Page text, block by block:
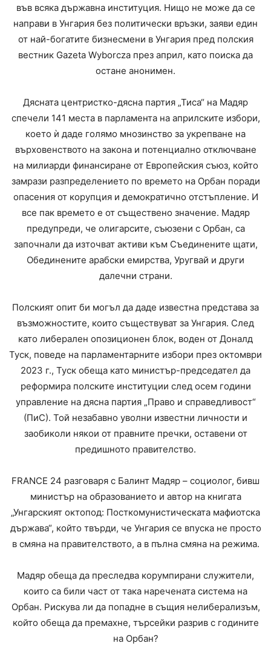
във всяка държавна институция. Нищо не може да се
направи в Унгария без политически връзки, заяви един
от най-богатите бизнесмени в Унгария пред полския
вестник Gazeta Wyborcza през април, като поиска да
остане анонимен.
Дясната центристко-дясна партия „Тиса“ на Мадяр
спечели 141 места в парламента на априлските избори,
което ѝ даде голямо мнозинство за укрепване на
върховенството на закона и потенциално отключване
на милиарди финансиране от Европейския съюз, който
замрази разпределението по времето на Орбан поради
опасения от корупция и демократично отстъпление. И
все пак времето е от съществено значение. Мадяр
предупреди, че олигарсите, съюзени с Орбан, са
започнали да източват активи към Съединените щати,
Обединените арабски емирства, Уругвай и други
далечни страни.
Полският опит би могъл да даде известна представа за
възможностите, които съществуват за Унгария. След
като либерален опозиционен блок, воден от Доналд
Туск, поведе на парламентарните избори през октомври
2023 г., Туск обеща като министър-председател да
реформира полските институции след осем години
управление на дясна партия „Право и справедливост“
(ПиС). Той незабавно уволни известни личности и
заобиколи някои от правните пречки, оставени от
предишното правителство.
FRANCE 24 разговаря с Балинт Мадяр – социолог, бивш
министър на образованието и автор на книгата
„Унгарският октопод: Посткомунистическата мафиотска
държава“, който твърди, че Унгария се впуска не просто
в смяна на правителството, а в пълна смяна на режима.
Мадяр обеща да преследва корумпирани служители,
които са били част от така наречената система на
Орбан. Рискува ли да попадне в същия нелиберализъм,
който обеща да премахне, търсейки разрив с годините
на Орбан?